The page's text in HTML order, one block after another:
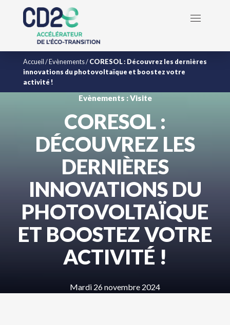
Accueil/Evènements/CORESOL : Découvrez les dernières
innovations du photovoltaïque et boostez votre
activité !
Evènements : Visite
CORESOL :
DÉCOUVREZ LES
DERNIÈRES
INNOVATIONS DU
PHOTOVOLTAÏQUE
ET BOOSTEZ VOTRE
ACTIVITÉ !
Mardi 26 novembre 2024